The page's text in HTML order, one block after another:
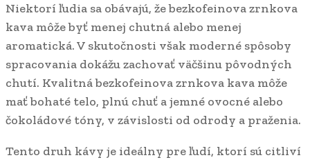
Niektorí ľudia sa obávajú, že bezkofeinova zrnkova
kava môže byť menej chutná alebo menej
aromatická. V skutočnosti však moderné spôsoby
spracovania dokážu zachovať väčšinu pôvodných
chutí. Kvalitná bezkofeinova zrnkova kava môže
mať bohaté telo, plnú chuť a jemné ovocné alebo
čokoládové tóny, v závislosti od odrody a praženia.
Tento druh kávy je ideálny pre ľudí, ktorí sú citliví